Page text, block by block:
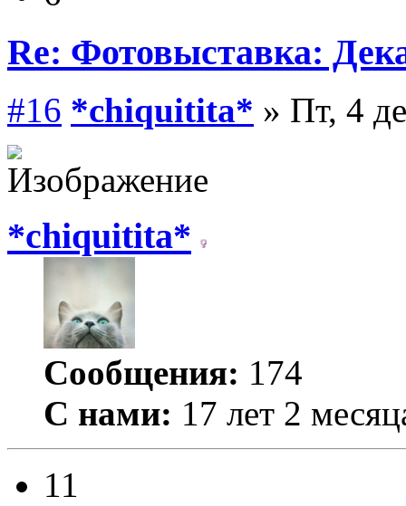
Re: Фотовыставка:
#16 *chiquitita* » Пт, 4
*chiquitita*
Сообщения: 174
С нами: 17 лет 2
11